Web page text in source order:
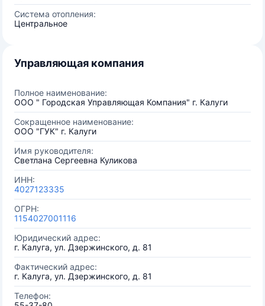
Система отопления:
Центральное
Управляющая компания
Полное наименование:
ООО " Городская Управляющая Компания" г. Калуги
Сокращенное наименование:
ООО "ГУК" г. Калуги
Имя руководителя:
Светлана Сергеевна Куликова
ИНН:
4027123335
ОГРН:
1154027001116
Юридический адрес:
г. Калуга, ул. Дзержинского, д. 81
Фактический адрес:
г. Калуга, ул. Дзержинского, д. 81
Телефон: